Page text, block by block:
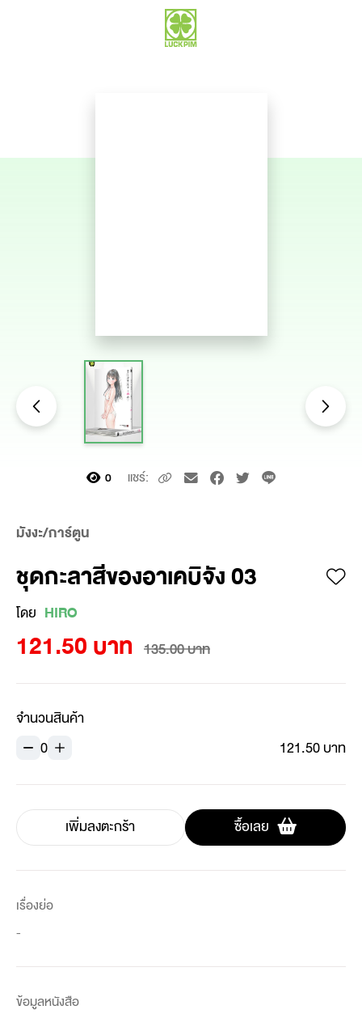
0 แชร์:
มังงะ/การ์ตูน
ชุดกะลาสีของอาเคบิจัง 03
โดย HIRO
121.50 บาท 135.00 บาท
จำนวนสินค้า
0
121.50 บาท
เพิ่มลงตะกร้า ซื้อเลย
เรื่องย่อ
-
ข้อมูลหนังสือ